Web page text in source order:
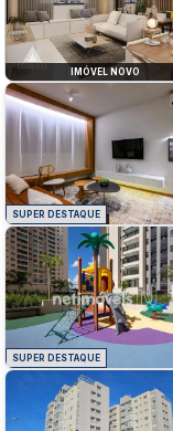
IMÓVEL NOVO
SUPER DESTAQUE
SUPER DESTAQUE